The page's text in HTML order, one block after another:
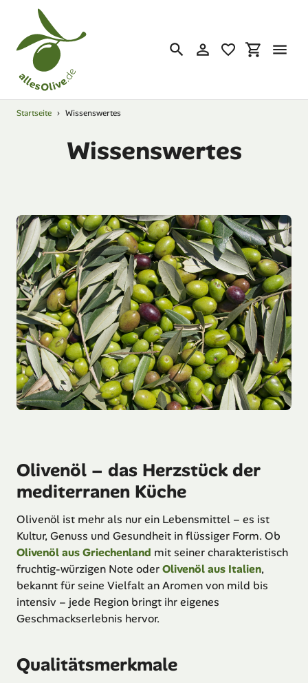
Inhalt
SuchenEinloggen
Startseite › Wissenswertes
Wissenswertes
Olivenöl – das Herzstück der
mediterranen Küche
Olivenöl ist mehr als nur ein Lebensmittel – es ist
Kultur, Genuss und Gesundheit in flüssiger Form. Ob
Olivenöl aus Griechenland mit seiner charakteristisch
fruchtig-würzigen Note oderOlivenöl aus Italien,
bekannt für seine Vielfalt an Aromen von mild bis
intensiv – jede Region bringt ihr eigenes
Geschmackserlebnis hervor.
Qualitätsmerkmale